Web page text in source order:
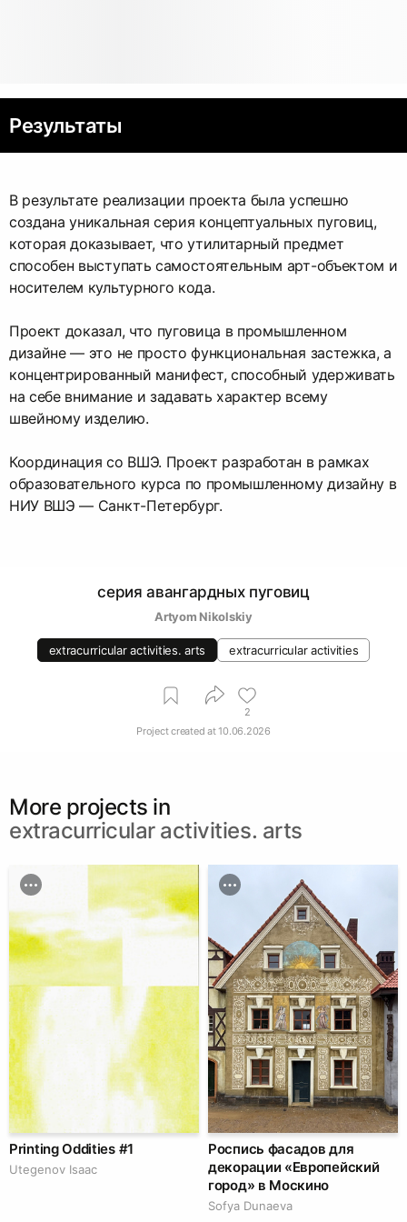
Результаты
В результате реализации проекта была успешно
создана уникальная серия концептуальных пуговиц,
которая доказывает, что утилитарный предмет
способен выступать самостоятельным арт-объектом и
носителем культурного кода.
Проект доказал, что пуговица в промышленном
дизайне — это не просто функциональная застежка, а
концентрированный манифест, способный удерживать
на себе внимание и задавать характер всему
швейному изделию.
Координация со ВШЭ. Проект разработан в рамках
образовательного курса по промышленному дизайну в
НИУ ВШЭ — Санкт-Петербург.
серия авангардных пуговиц
Artyom Nikolskiy
extracurricular activities. arts extracurricular activities
2
Project created at10.06.2026
More projects in
extracurricular activities. arts
Printing Oddities #1
Utegenov Isaac
Роспись фасадов для
декорации «Европейский
город» в Москино
Sofya Dunaeva